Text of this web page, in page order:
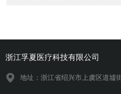
浙江孚夏医疗科技有限公司
地址：浙江省绍兴市上虞区道墟